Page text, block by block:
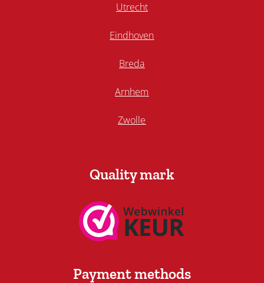
Utrecht
Eindhoven
Breda
Arnhem
Zwolle
Quality mark
Payment methods